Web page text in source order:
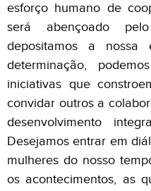
esforço humano de
será abençoado
depositamos a nossa
determinação,
iniciativas que
convidar outros a
desenvolvimento
Desejamos entrar em
mulheres do nosso
os acontecimentos, as